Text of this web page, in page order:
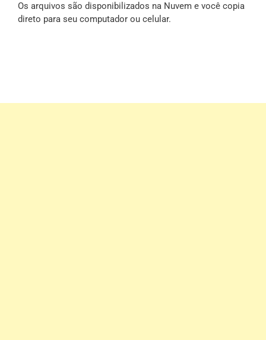
Os arquivos são disponibilizados na Nuvem e você copia
direto para seu computador ou celular.